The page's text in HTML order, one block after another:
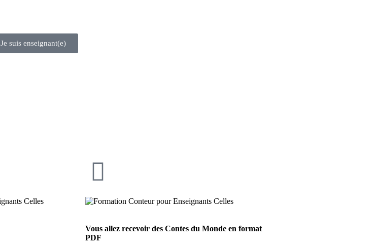
Je suis enseignant(e)
Vous allez recevoir des Contes du Monde en format
PDF